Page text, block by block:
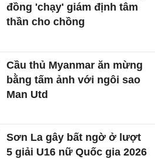
đồng 'chạy' giám định tâm
thần cho chồng
Cầu thủ Myanmar ăn mừng
bằng tấm ảnh với ngôi sao
Man Utd
Sơn La gây bất ngờ ở lượt
5 giải U16 nữ Quốc gia 2026